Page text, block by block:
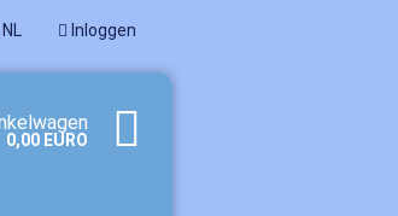
NL Inloggen
0,00 EURO